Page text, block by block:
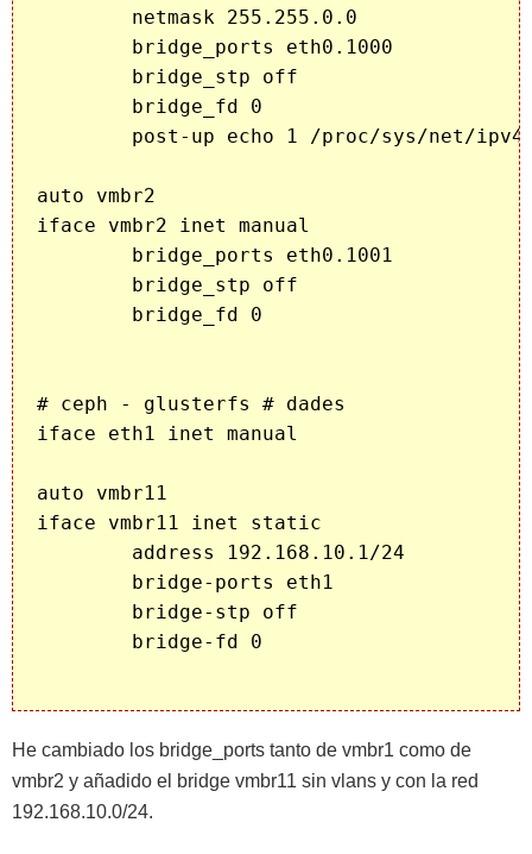
        netmask 255.255.0.0
        bridge_ports eth0.1000
        bridge_stp off
        bridge_fd 0
post-up echo 1 /proc/sys/net/
auto vmbr2
iface vmbr2 inet manual
        bridge_ports eth0.1001
        bridge_stp off
        bridge_fd 0
# ceph - glusterfs # dades
iface eth1 inet manual
auto vmbr11
iface vmbr11 inet static
        address 192.168.10.1/24
        bridge-ports eth1
        bridge-stp off
        bridge-fd 0
He cambiado los bridge_ports tanto de vmbr1 como de
vmbr2 y añadido el bridge vmbr11 sin vlans y con la red
192.168.10.0/24.